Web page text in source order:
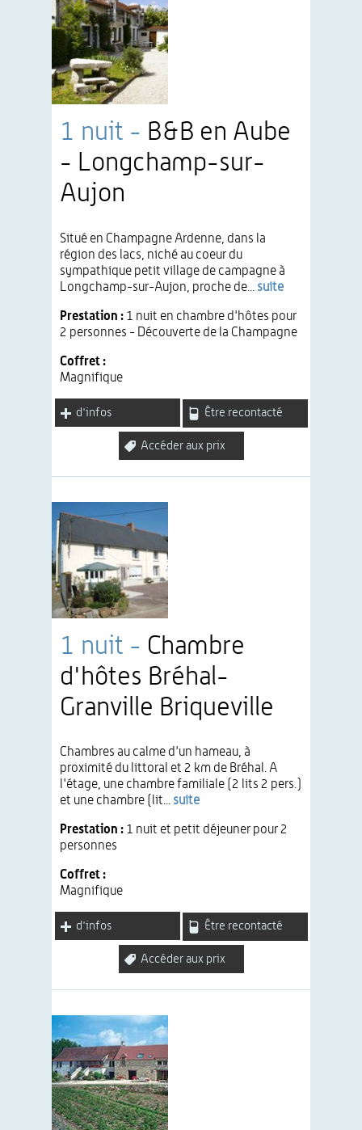
1 nuit - B&B en Aube
- Longchamp-sur-
Aujon
Situé en Champagne Ardenne, dans la
région des lacs, niché au coeur du
sympathique petit village de campagne à
Longchamp-sur-Aujon, proche de... suite
Prestation : 1 nuit en chambre d'hôtes pour
2 personnes - Découverte de la Champagne
Coffret :
Magnifique
d'infos Être recontacté
Accéder aux prix
1 nuit - Chambre
d'hôtes Bréhal-
Granville Briqueville
Chambres au calme d'un hameau, à
proximité du littoral et 2 km de Bréhal. A
l'étage, une chambre familiale (2 lits 2 pers.)
et une chambre (lit... suite
Prestation : 1 nuit et petit déjeuner pour 2
personnes
Coffret :
Magnifique
d'infos Être recontacté
Accéder aux prix